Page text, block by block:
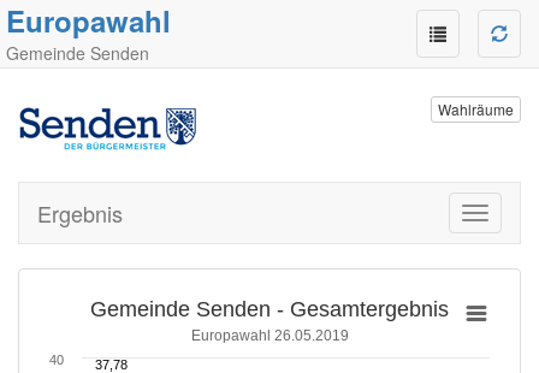
Europawahl
Gemeinde Senden
Wahlräume
Toggle
Ergebnis
Gemeinde Senden - Gesamtergebnis
Europawahl 26.05.2019
37,78
37,78
40